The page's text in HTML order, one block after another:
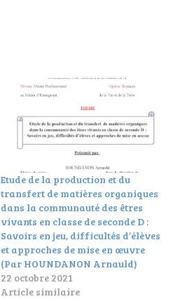
Etude de la production et du
transfert de matières organiques
dans la communauté des êtres
vivants en classe de seconde D :
Savoirs en jeu, difficultés d’élèves
et approches de mise en œuvre
(Par HOUNDANON Arnauld)
22 octobre 2021
Article similaire